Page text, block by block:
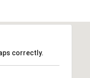
correctly.